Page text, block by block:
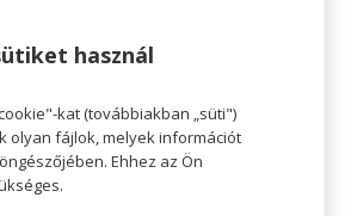
kívüli árak
a tél a legjobb évszak az
használ
kat (továbbiakban „süti")
olyan fájlok, melyek információt
Ehhez az Ön